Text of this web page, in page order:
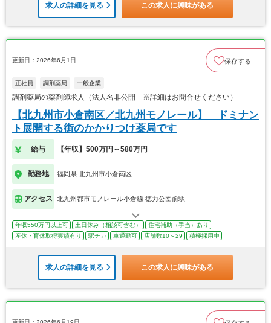
求人の詳細を見る この求人に興味がある
更新日：2026年6月1日 保存する
正社員 調剤薬局 一般企業
調剤薬局の薬剤師求人（法人名非公開 ※詳細はお問合せください）
【北九州市小倉南区／北九州モノレール】 ドミナン
ト展開する街のかかりつけ薬局です
給与 【年収】500万円～580万円
勤務地 福岡県 北九州市小倉南区
アクセス 北九州都市モノレール小倉線 徳力公団前駅
年収550万円以上可 土日休み（相談可含む）
住宅補助（手当）あり
産休・育休取得実績有り
駅チカ 車通勤可 店舗数10～29 積極採用中
求人の詳細を見る この求人に興味がある